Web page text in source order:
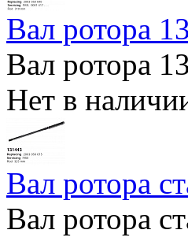
Вал ротора
Вал ротора
Нет в
Вал ротора
Вал ротора